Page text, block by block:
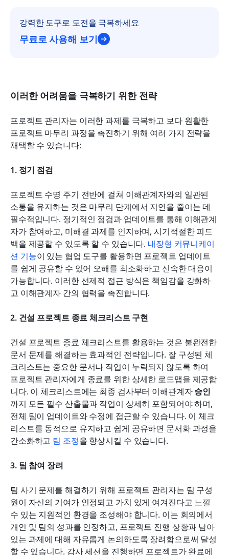
강력한 도구로 도전을 극복하세요
무료로 사용해 보기
이러한 어려움을 극복하기 위한 전략
프로젝트 관리자는 이러한 과제를 극복하고 보다 원활한
프로젝트 마무리 과정을 촉진하기 위해 여러 가지 전략을
채택할 수 있습니다:
1. 정기 점검
프로젝트 수명 주기 전반에 걸쳐 이해관계자와의 일관된
소통을 유지하는 것은 마무리 단계에서 지연을 줄이는 데
필수적입니다. 정기적인 점검과 업데이트를 통해 이해관계
자가 참여하고, 미해결 과제를 인지하며, 시기적절한 피드
백을 제공할 수 있도록 할 수 있습니다. 내장형 커뮤니케이
션 기능이 있는 협업 도구를 활용하면 프로젝트 업데이트
를 쉽게 공유할 수 있어 오해를 최소화하고 신속한 대응이
가능합니다. 이러한 선제적 접근 방식은 책임감을 강화하
고 이해관계자 간의 협력을 촉진합니다.
2. 건설 프로젝트 종료 체크리스트 구현
건설 프로젝트 종료 체크리스트를 활용하는 것은 불완전한
문서 문제를 해결하는 효과적인 전략입니다. 잘 구성된 체
크리스트는 중요한 문서나 작업이 누락되지 않도록 하여
프로젝트 관리자에게 종료를 위한 상세한 로드맵을 제공합
니다. 이 체크리스트에는 최종 검사부터 이해관계자 승인
까지 모든 필수 산출물과 작업이 상세히 포함되어야 하며,
전체 팀이 업데이트와 수정에 접근할 수 있습니다. 이 체크
리스트를 동적으로 유지하고 쉽게 공유하면 문서화 과정을
간소화하고 팀 조정을 향상시킬 수 있습니다.
3. 팀 참여 장려
팀 사기 문제를 해결하기 위해 프로젝트 관리자는 팀 구성
원이 자신의 기여가 인정되고 가치 있게 여겨진다고 느낄
수 있는 지원적인 환경을 조성해야 합니다. 이는 회의에서
개인 및 팀의 성과를 인정하고, 프로젝트 진행 상황과 남아
있는 과제에 대해 자유롭게 논의하도록 장려함으로써 달성
할 수 있습니다. 감사 세션을 진행하면 프로젝트가 완료에